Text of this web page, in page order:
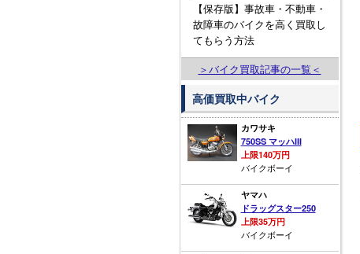
【保存版】事故車・不動車・
故障車のバイクを高く買取し
てもらう方法
＞バイク買取記事の一覧＜
高価買取中バイク
カワサキ
750SS マッハIII
上限140万円
バイクボーイ
ヤマハ
ドラッグスター250
上限35万円
バイクボーイ